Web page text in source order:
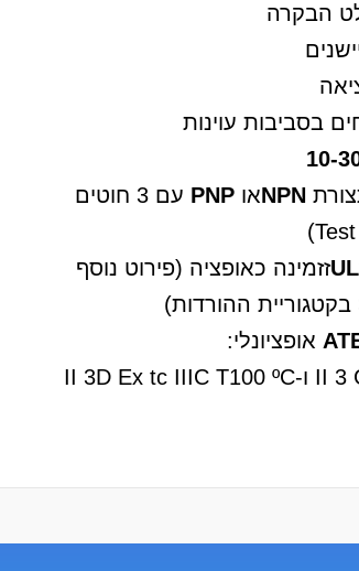
הבקרה
בסביבות עוינות
10-
NPNאו PNP עם 3 חוטים
זזמינה כאופציה (פירוט נוסף
אופציונלי:
(II 3 G Ex nA IIC T6 Gc ו-II 3D Ex tc IIIC T100 ºC